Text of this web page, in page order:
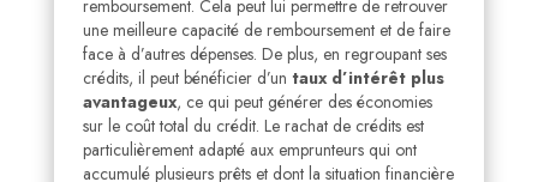
remboursement. Cela peut lui permettre de retrouver
une meilleure capacité de remboursement et de faire
face à d’autres dépenses. De plus, en regroupant ses
crédits, il peut bénéficier d’un taux d’intérêt plus
avantageux, ce qui peut générer des économies
sur le coût total du crédit. Le rachat de crédits est
particulièrement adapté aux emprunteurs qui ont
accumulé plusieurs prêts et dont la situation financière